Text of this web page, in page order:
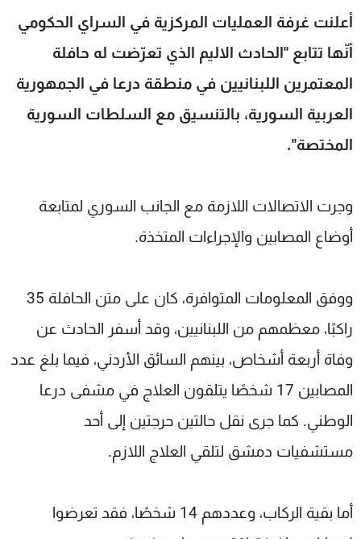
أعلنت غرفة العمليات المركزية في السراي الحكومي
أنّها تتابع "الحادث الاليم الذي تعرّضت له حافلة
المعتمرين اللبنانيين في منطقة درعا في الجمهورية
العربية السورية، بالتنسيق مع السلطات السورية
المختصة".
وجرت الاتصالات اللازمة مع الجانب السوري لمتابعة
أوضاع المصابين والإجراءات المتخذة.
ووفق المعلومات المتوافرة، كان على متن الحافلة 35
راكبًا، معظمهم من اللبنانيين، وقد أسفر الحادث عن
وفاة أربعة أشخاص، بينهم السائق الأردني، فيما بلغ عدد
المصابين 17 شخصًا يتلقون العلاج في مشفى درعا
الوطني. كما جرى نقل حالتين حرجتين إلى أحد
مستشفيات دمشق لتلقي العلاج اللازم.
أما بقية الركاب، وعددهم 14 شخصًا، فقد تعرضوا
شاهد البرامج
الترددات
عن MTV
الإنـتـاج
لاعلاناتكم
وظائف
تواصل معنا
شروط الإسـتخدام